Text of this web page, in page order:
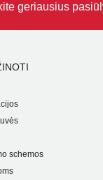
geriausius
schemos